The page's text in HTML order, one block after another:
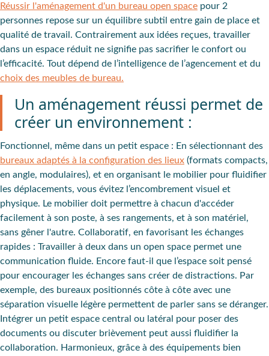
Réussir l'aménagement d'un bureau open space pour 2
personnes repose sur un équilibre subtil entre gain de place et
qualité de travail . Contrairement aux idées reçues, travailler
dans un espace réduit ne signifie pas sacrifier le confort ou
l’efficacité. Tout dépend de l’intelligence de l’agencement et du
choix des meubles de bureau.
Un aménagement réussi permet de
créer un environnement :
Fonctionnel, même dans un petit espace : En sélectionnant des
bureaux adaptés à la configuration des lieux (formats compacts,
en angle, modulaires), et en organisant le mobilier pour fluidifier
les déplacements, vous évitez l’encombrement visuel et
physique. Le mobilier doit permettre à chacun d'accéder
facilement à son poste, à ses rangements, et à son matériel,
sans gêner l'autre. Collaboratif, en favorisant les échanges
rapides : Travailler à deux dans un open space permet une
communication fluide. Encore faut-il que l’espace soit pensé
pour encourager les échanges sans créer de distractions. Par
exemple, des bureaux positionnés côte à côte avec une
séparation visuelle légère permettent de parler sans se déranger.
Intégrer un petit espace central ou latéral pour poser des
documents ou discuter brièvement peut aussi fluidifier la
collaboration. Harmonieux, grâce à des équipements bien